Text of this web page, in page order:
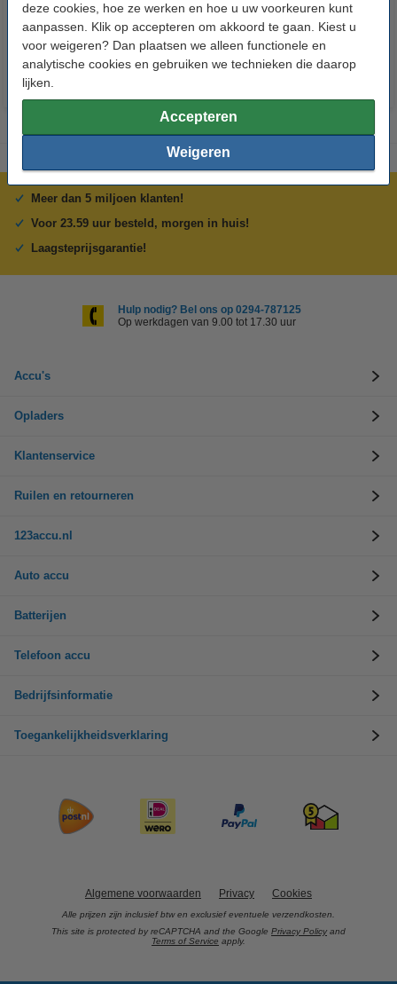
deze cookies, hoe ze werken en hoe u uw voorkeuren kunt
aanpassen. Klik op accepteren om akkoord te gaan. Kiest u
voor weigeren? Dan plaatsen we alleen functionele en
analytische cookies en gebruiken we technieken die daarop
lijken.
Accepteren
Weigeren
€ 14,50 € 13,05
Inclusief 21%
BTW
€ 5,95 € 5,36 Inclusief 21% BTW
Meer dan 5 miljoen klanten!
Voor 23.59 uur besteld, morgen in huis!
Laagsteprijsgarantie!
Hulp nodig? Bel ons op 0294-787125
Op werkdagen van 9.00 tot 17.30 uur
Accu's
Opladers
Klantenservice
Ruilen en retourneren
123accu.nl
Auto accu
Batterijen
Telefoon accu
Bedrijfsinformatie
Toegankelijkheidsverklaring
Algemene voorwaarden Privacy Cookies
Alle prijzen zijn inclusief btw en exclusief eventuele verzendkosten.
This site is protected by reCAPTCHA and the Google Privacy Policy and
Terms of Service apply.